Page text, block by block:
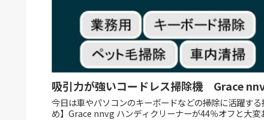
吸引力が強いコードレス掃除機 Grace
今日は車やパソコンのキーボードなどの掃除に活躍す
め】Grace nnvg ハンディクリーナーが44％オフと大変